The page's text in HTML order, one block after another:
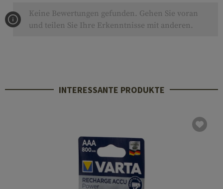
Keine Bewertungen gefunden. Gehen Sie voran
und teilen Sie Ihre Erkenntnisse mit anderen.
INTERESSANTE PRODUKTE